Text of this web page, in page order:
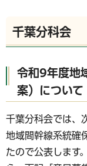
千葉分科会
令和9年度地
案）について
千葉分科会では、
地域間幹線系統確
たので公表します